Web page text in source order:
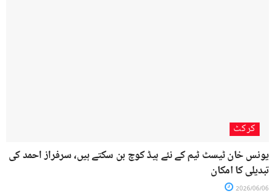
کرکٹ
یونس خان ٹیسٹ ٹیم کے نئے ہیڈ کوچ بن سکتے ہیں، سرفراز احمد کی
تبدیلی کا امکان
2026/06/06